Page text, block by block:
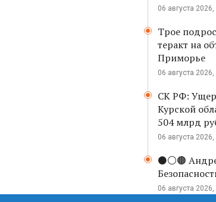
06 августа
Трое
теракт на
Приморье
06 августа
СК РФ:
Курской
504 млрд
06 августа
⚫️⚪️🟤
06 августа